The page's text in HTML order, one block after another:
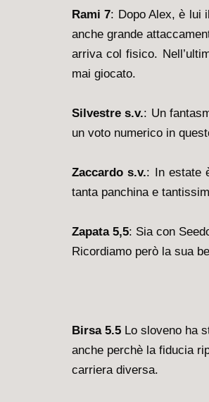
Rami 7: Dopo Alex, è lui
anche grande
arriva col fisico.
mai giocato.
Silvestre s.v.: Un
un voto numerico in
Zaccardo s.v.: In estate
tanta panchina e
Zapata 5,5: Sia con
Ricordiamo però la sua
Birsa 5.5 Lo sloveno ha
anche perchè la fiducia
carriera diversa.